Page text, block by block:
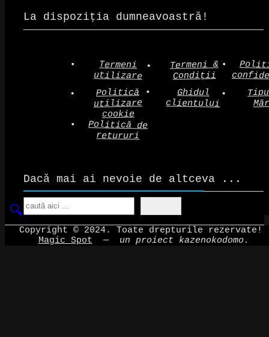
La dispoziția dumneavoastră!
Termeni
utilizare
Termeni &
Condiții
Politică
utilizare
cookie
Ghidul
clientului
Politică de
retururi
Dacă mai ai nevoie de altceva ...
Copyright © 2024. Toate drepturile rezervate!
Magic Spot — un proiect kazenokodomo.